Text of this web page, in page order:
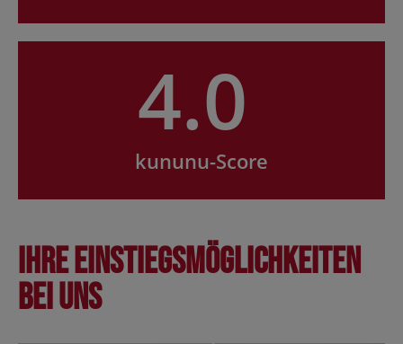
4.0
kununu-Score
Ihre Einstiegsmöglichkeiten
bei uns